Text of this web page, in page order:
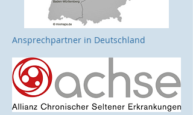
Ansprechpartner in Deutschland